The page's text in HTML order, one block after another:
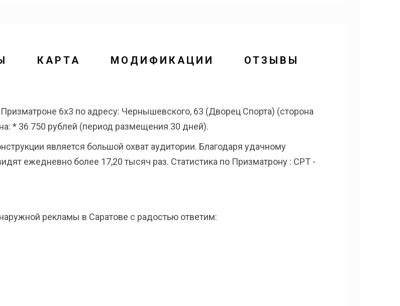
КАРТА МОДИФИКАЦИИ ОТЗЫВЫ
6х3 по адресу: Чернышевского, 63 (Дворец Спорта) (сторона
* 36 750 рублей (период размещения 30 дней).
является большой охват аудитории. Благодаря удачному
ежедневно более 17,20 тысяч раз. Статистика по Призматрону : CPT -
рекламы в Саратове с радостью ответим: